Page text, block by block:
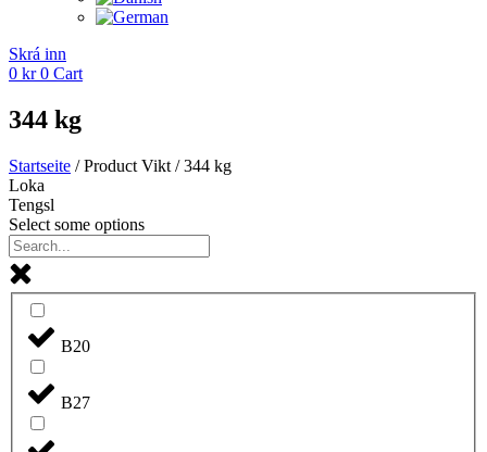
Skrá inn
0 kr 0 Cart
344 kg
Startseite / Product Vikt / 344 kg
Loka
Tengsl
Select some options
B20
B27